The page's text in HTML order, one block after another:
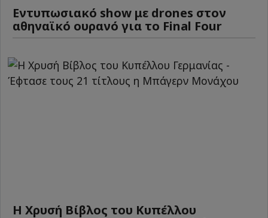
Εντυπωσιακό show με drones στον
αθηναϊκό ουρανό για το Final Four
Η Χρυσή Βίβλος του Κυπέλλου